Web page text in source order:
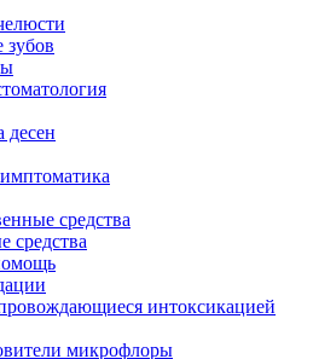
зубов
десен
средства
средства
интоксикацией
микрофлоры